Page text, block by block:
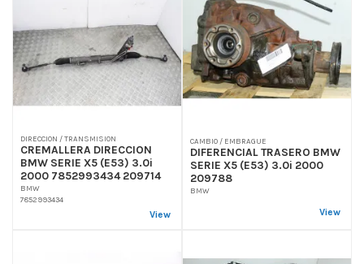
DIRECCION / TRANSMISION
CREMALLERA DIRECCION
BMW SERIE X5 (E53) 3.0i
2000 7852993434 209714
BMW
7852993434
View
CAMBIO / EMBRAGUE
DIFERENCIAL TRASERO BMW
SERIE X5 (E53) 3.0i 2000
209788
BMW
View